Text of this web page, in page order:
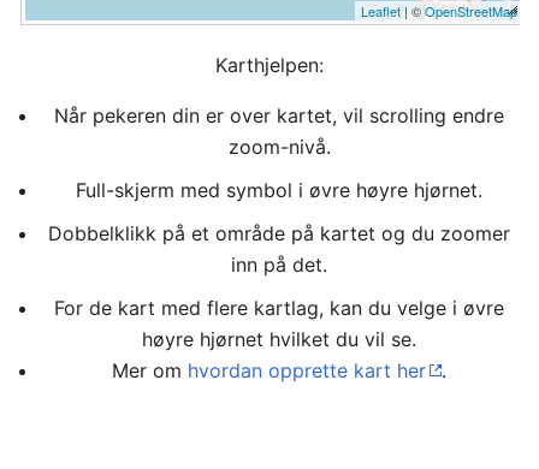
Leaflet | ©OpenStreetMap
Karthjelpen:
Når pekeren din er over kartet, vil scrolling endre
zoom-nivå.
Full-skjerm med symbol i øvre høyre hjørnet.
Dobbelklikk på et område på kartet og du zoomer
inn på det.
For de kart med flere kartlag, kan du velge i øvre
høyre hjørnet hvilket du vil se.
Mer om hvordan opprette kart her .